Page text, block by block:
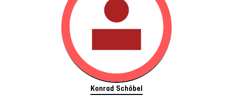
Konrad Schöbel